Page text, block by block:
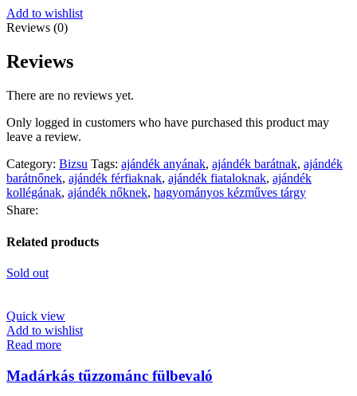
Add to wishlist
Reviews (0)
Reviews
There are no reviews yet.
Only logged in customers who have purchased this product may
leave a review.
Category: Bizsu Tags: ajándék anyának, ajándék barátnak, ajándék
barátnőnek, ajándék férfiaknak, ajándék fiataloknak, ajándék
kollégának, ajándék nőknek, hagyományos kézműves tárgy
Share:
Related products
Sold out
Quick view
Add to wishlist
Read more
Madárkás tűzzománc fülbevaló